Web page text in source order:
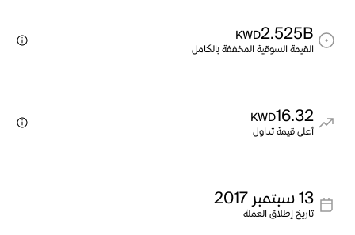
2.525B
KWD
القيمة السوقية المخففة بالكامل
16.32
KWD
أعلى قيمة تداول
13 سبتمبر 2017
تاريخ إطلاق العملة